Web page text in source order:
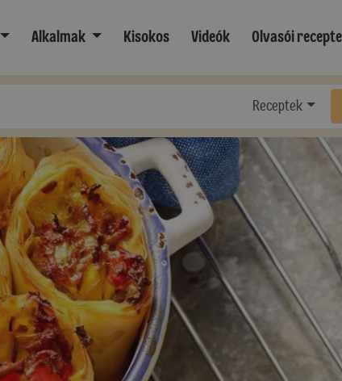
Alkalmak Kisokos Videók Olvasói
Receptek